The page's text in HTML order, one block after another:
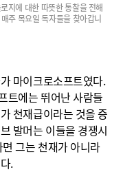
지에 대한 따뜻한 통찰을 전해
주 목요일 독자들을 찾아갑니
마이크로소프트였다.
트에는 뛰어난 사람들
천재급이라는 것을 증
발머는 이들을 경쟁시
그는 천재가 아니라
.